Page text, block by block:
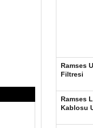
Ramses
Filtresi
Ramses
Kablosu